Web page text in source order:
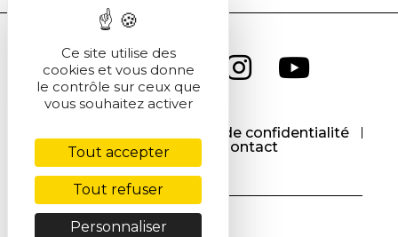
Politique de confidentialité
Cookies
Contact
Ce site utilise des
cookies et vous donne
le contrôle sur ceux que
vous souhaitez activer
Tout accepter
Tout refuser
Personnaliser